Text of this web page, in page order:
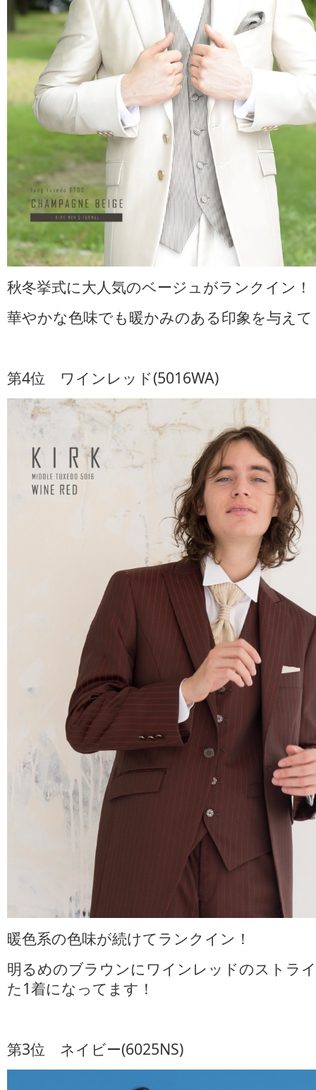
秋冬挙式に大人気のベージュがランクイン！
華やかな色味でも暖かみのある印象を与え
第4位 ワインレッド(5016WA)
暖色系の色味が続けてランクイン！
明るめのブラウンにワインレッドのストラ
た1着になってます！
第3位 ネイビー(6025NS)